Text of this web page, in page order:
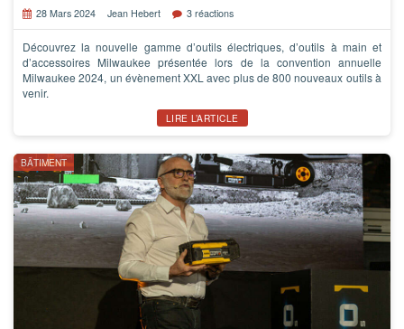
28 Mars 2024
Jean Hebert 3 réactions
Découvrez la nouvelle gamme d’outils électriques, d’outils à main et
d’accessoires Milwaukee présentée lors de la convention annuelle
Milwaukee 2024, un évènement XXL avec plus de 800 nouveaux outils à
venir.
LIRE L’ARTICLE
BÂTIMENT